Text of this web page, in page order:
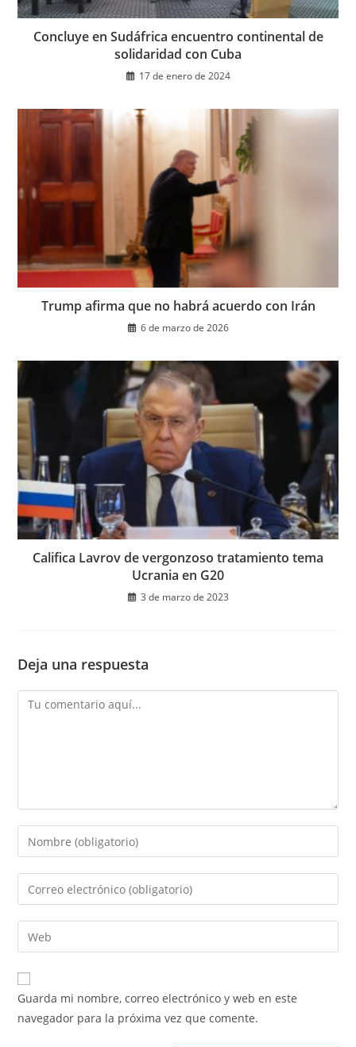
Concluye en Sudáfrica encuentro continental de
solidaridad con Cuba
17 de enero de 2024
Trump afirma que no habrá acuerdo con Irán
6 de marzo de 2026
Califica Lavrov de vergonzoso tratamiento tema
Ucrania en G20
3 de marzo de 2023
Deja una respuesta
Comentario
Introduce
tu
nombre
de
usuario
para
comentar
Introduce
tu
dirección
de
electrónico
para
comentar
Introduce
la
URL
de
Guarda mi nombre, correo electrónico y web en este
navegador para la próxima vez que comente.